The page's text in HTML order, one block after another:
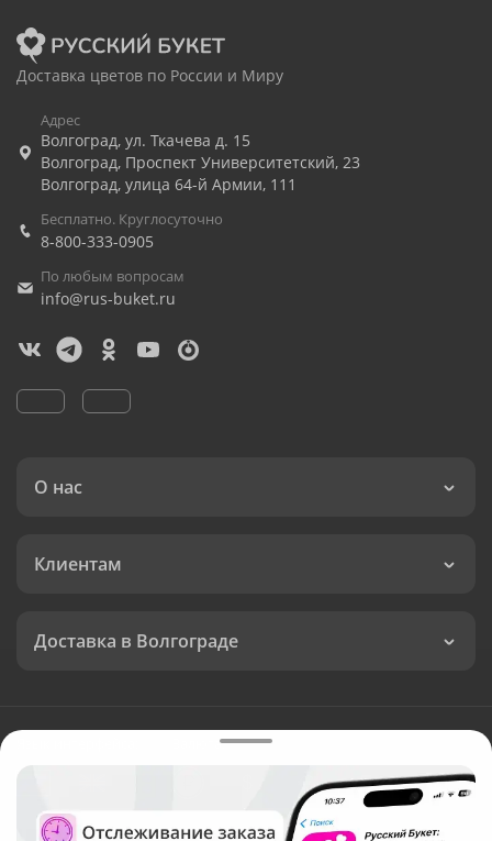
Доставка цветов по России и Миру
Адрес
Волгоград, ул. Ткачева д. 15
Волгоград, Проспект Университетский, 23
Волгоград, улица 64-й Армии, 111
Бесплатно. Круглосуточно
8-800-333-0905
По любым вопросам
info@rus-buket.ru
О нас
Клиентам
Доставка в Волгограде
Валюта: